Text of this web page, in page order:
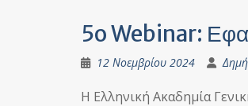
5o Webinar:
12 Νοεμβρίου 2024
Η Ελληνική Ακαδημία